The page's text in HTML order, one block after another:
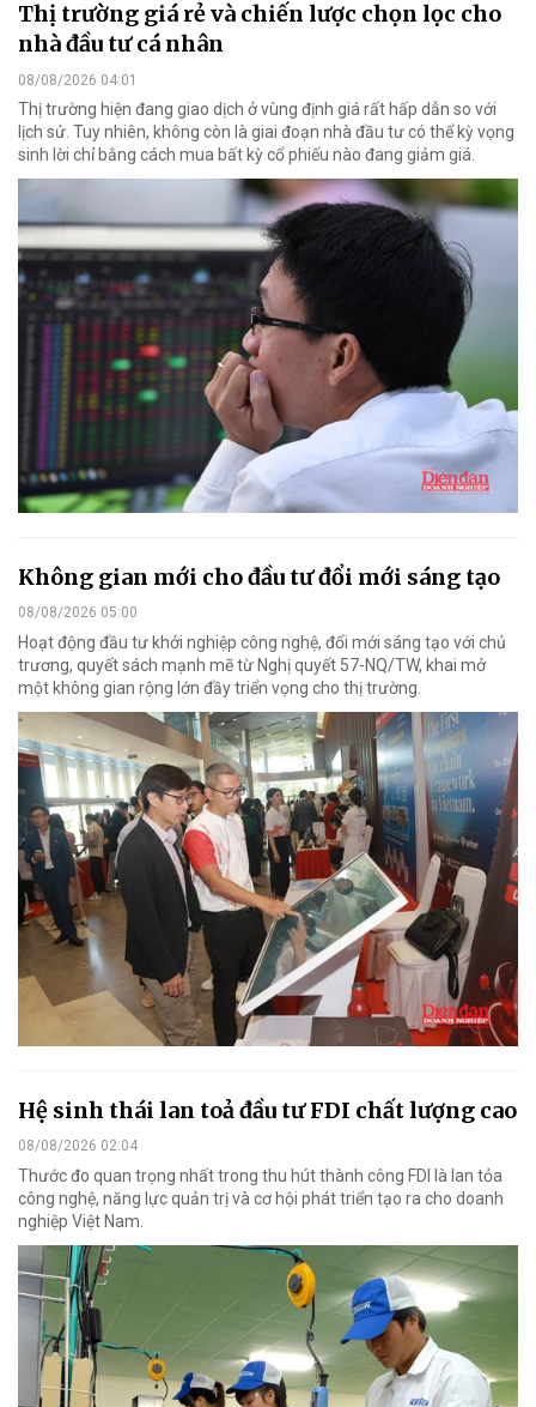
Thị trường giá rẻ và chiến lược chọn lọc cho
nhà đầu tư cá nhân
08/08/2026 04:01
Thị trường hiện đang giao dịch ở vùng định giá rất hấp dẫn so với
lịch sử. Tuy nhiên, không còn là giai đoạn nhà đầu tư có thể kỳ vọng
sinh lời chỉ bằng cách mua bất kỳ cổ phiếu nào đang giảm giá.
Không gian mới cho đầu tư đổi mới sáng tạo
08/08/2026 05:00
Hoạt động đầu tư khởi nghiệp công nghệ, đổi mới sáng tạo với chủ
trương, quyết sách mạnh mẽ từ Nghị quyết 57-NQ/TW, khai mở
một không gian rộng lớn đầy triển vọng cho thị trường.
Hệ sinh thái lan toả đầu tư FDI chất lượng cao
08/08/2026 02:04
Thước đo quan trọng nhất trong thu hút thành công FDI là lan tỏa
công nghệ, năng lực quản trị và cơ hội phát triển tạo ra cho doanh
nghiệp Việt Nam.